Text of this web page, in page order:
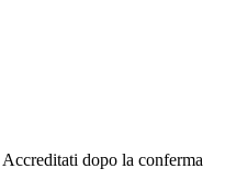
Accreditati dopo la conferma